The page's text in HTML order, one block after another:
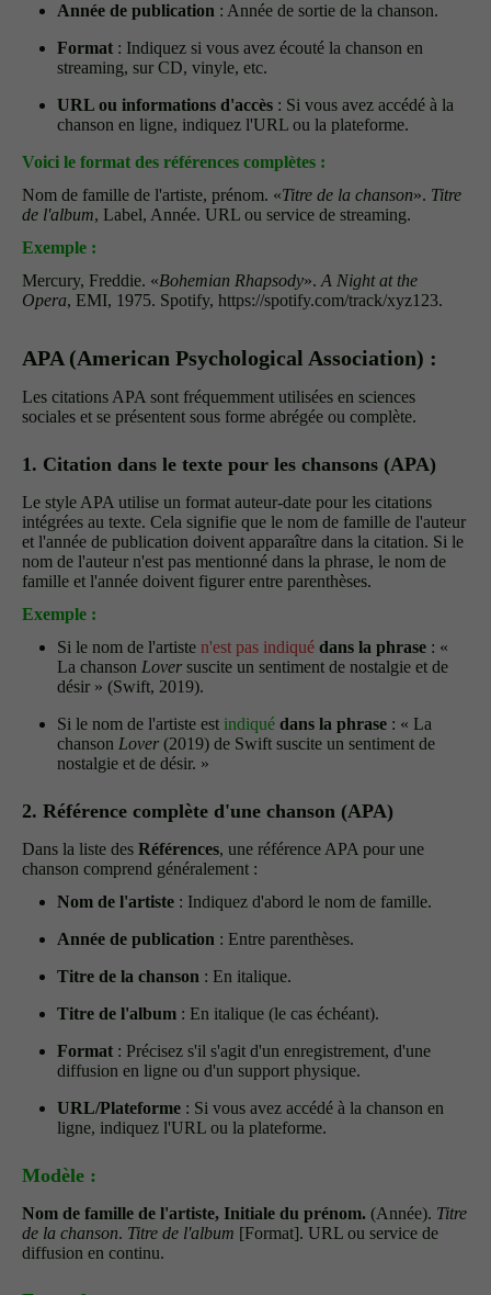
Année de publication : Année de sortie de la chanson.
Format : Indiquez si vous avez écouté la chanson en
streaming, sur CD, vinyle, etc.
URL ou informations d'accès : Si vous avez accédé à la
chanson en ligne, indiquez l'URL ou la plateforme.
Voici le format des références complètes :
Nom de famille de l'artiste, prénom. «Titre de la chanson». Titre
de l'album, Label, Année. URL ou service de streaming.
Exemple :
Mercury, Freddie. «Bohemian Rhapsody». A Night at the
Opera, EMI, 1975. Spotify, https://spotify.com/track/xyz123.
APA (American Psychological Association) :
Les citations APA sont fréquemment utilisées en sciences
sociales et se présentent sous forme abrégée ou complète.
1. Citation dans le texte pour les chansons (APA)
Le style APA utilise un format auteur-date pour les citations
intégrées au texte. Cela signifie que le nom de famille de l'auteur
et l'année de publication doivent apparaître dans la citation. Si le
nom de l'auteur n'est pas mentionné dans la phrase, le nom de
famille et l'année doivent figurer entre parenthèses.
Exemple :
Si le nom de l'artiste n'est pas indiqué dans la phrase : «
La chanson Lover suscite un sentiment de nostalgie et de
désir » (Swift, 2019).
Si le nom de l'artiste est indiqué dans la phrase : « La
chanson Lover (2019) de Swift suscite un sentiment de
nostalgie et de désir. »
2. Référence complète d'une chanson (APA)
Dans la liste des Références, une référence APA pour une
chanson comprend généralement :
Nom de l'artiste : Indiquez d'abord le nom de famille.
Année de publication : Entre parenthèses.
Titre de la chanson : En italique.
Titre de l'album : En italique (le cas échéant).
Format : Précisez s'il s'agit d'un enregistrement, d'une
diffusion en ligne ou d'un support physique.
URL/Plateforme : Si vous avez accédé à la chanson en
ligne, indiquez l'URL ou la plateforme.
Modèle :
Nom de famille de l'artiste, Initiale du prénom. (Année). Titre
de la chanson. Titre de l'album [Format]. URL ou service de
diffusion en continu.